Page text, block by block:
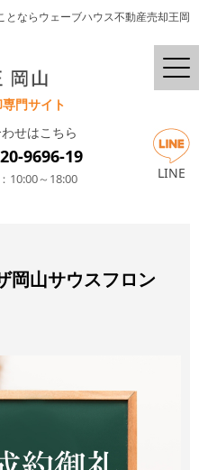
ならウェーブハウス不動産売却王岡
門サイト
せはこちら
9696-19
10:00～18:00 LINE
岡山サウスフロン